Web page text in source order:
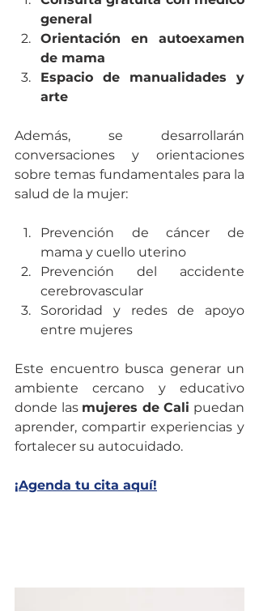
general
Orientación en autoexamen
de mama
Espacio de manualidades y
arte
Además, se desarrollarán
conversaciones y orientaciones
sobre temas fundamentales para la
salud de la mujer:
Prevención de cáncer de
mama y cuello uterino
Prevención del accidente
cerebrovascular
Sororidad y redes de apoyo
entre mujeres
Este encuentro busca generar un
ambiente cercano y educativo
donde las mujeres de Cali puedan
aprender, compartir experiencias y
fortalecer su autocuidado.
¡Agenda tu cita aquí!